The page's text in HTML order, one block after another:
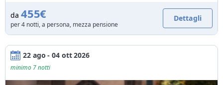
da 455€
per 4 notti, a persona, mezza pensione
Dettagli
22 ago - 04 ott 2026
minimo 7 notti